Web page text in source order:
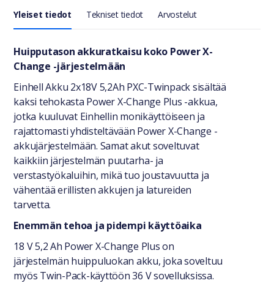
Yleiset tiedot Tekniset tiedot Arvostelut
Yleiset tiedot
Huipputason akkuratkaisu koko Power X-
Change -järjestelmään
Einhell Akku 2x18V 5,2Ah PXC-Twinpack sisältää
kaksi tehokasta Power X-Change Plus -akkua,
jotka kuuluvat Einhellin monikäyttöiseen ja
rajattomasti yhdisteltävään Power X-Change -
akkujärjestelmään. Samat akut soveltuvat
kaikkiin järjestelmän puutarha- ja
verstastyökaluihin, mikä tuo joustavuutta ja
vähentää erillisten akkujen ja latureiden
tarvetta.
Enemmän tehoa ja pidempi käyttöaika
18 V 5,2 Ah Power X-Change Plus on
järjestelmän huippuluokan akku, joka soveltuu
myös Twin-Pack-käyttöön 36 V sovelluksissa.